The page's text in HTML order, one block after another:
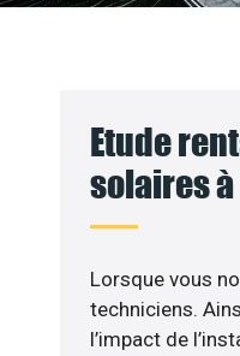
Etude
solaires à
Lorsque vous
techniciens.
l’impact de